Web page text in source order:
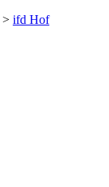
> ifd Hof